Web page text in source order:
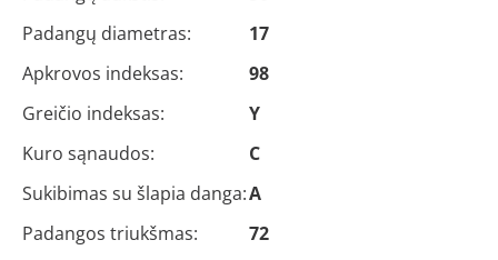
Padangų diametras:
17
Apkrovos indeksas:
98
Greičio indeksas:
Y
Kuro sąnaudos:
C
Sukibimas su šlapia danga:A
Padangos triukšmas:
72